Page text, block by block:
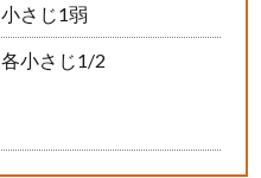
小さじ1弱
各小さじ1/2